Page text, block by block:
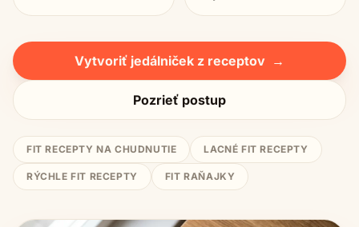
Vytvoriť jedálniček z receptov →
Pozrieť postup
FIT RECEPTY NA CHUDNUTIE LACNÉ FIT RECEPTY
RÝCHLE FIT RECEPTY FIT RAŇAJKY